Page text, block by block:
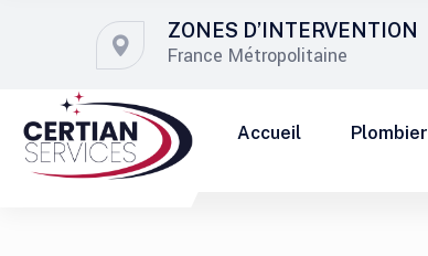
ZONES D’INTERVENTION
France Métropolitaine
Accueil Plombier